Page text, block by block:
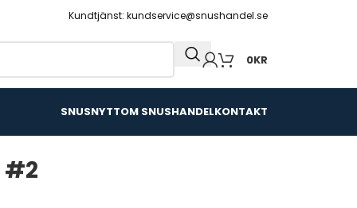
Kundtjänst: kundservice@snushandel.se
0KR
SNUSNYTTOM SNUSHANDELKONTAKT
#2